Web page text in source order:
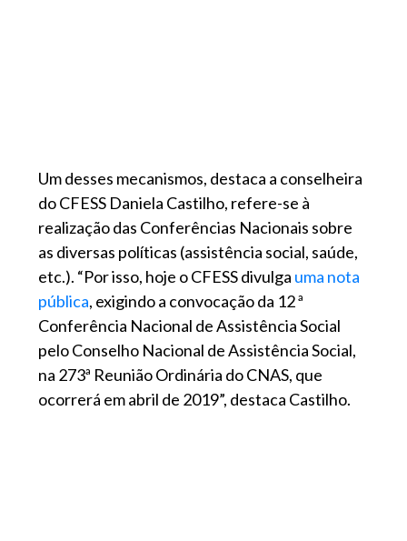
Um desses mecanismos, destaca a conselheira
do CFESS Daniela Castilho, refere-se à
realização das Conferências Nacionais sobre
as diversas políticas (assistência social, saúde,
etc.). “Por isso, hoje o CFESS divulga uma nota
pública, exigindo a convocação da 12 ª
Conferência Nacional de Assistência Social
pelo Conselho Nacional de Assistência Social,
na 273ª Reunião Ordinária do CNAS, que
ocorrerá em abril de 2019”, destaca Castilho.